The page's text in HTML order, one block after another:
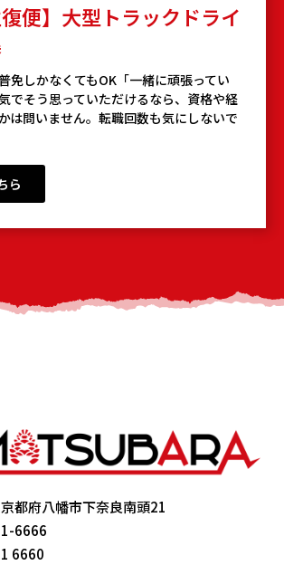
復便】大型トラックドライ
免しかなくてもOK「一緒に頑張ってい
でそう思っていただけるなら、資格や経
は問いません。転職回数も気にしないで
ら
都府八幡市下奈良南頭21
6666
6660‬